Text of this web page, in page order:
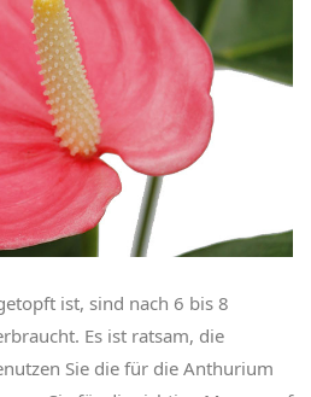
ist, sind nach 6 bis 8
Es ist ratsam, die
Sie die für die Anthurium